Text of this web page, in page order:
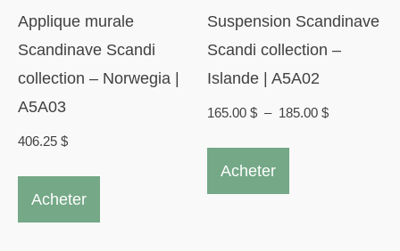
choisies
sur
la
Applique murale
Scandinave Scandi
collection – Norwegia |
A5A03
406.25 $
Acheter
Suspension Scandinave
Scandi collection –
Islande | A5A02
165.00$ – 185.00$Plage
Acheter
Ce